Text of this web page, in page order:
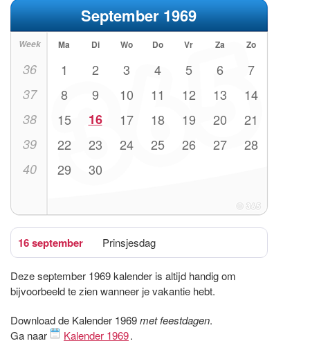
September 1969
Week Ma Di Wo Do Vr Za Zo
36 1 2 3 4 5 6 7
37 8 9 10 11 12 13 14
38 15 16 17 18 19 20 21
39 22 23 24 25 26 27 28
40 29 30
16 september Prinsjesdag
Deze september 1969 kalender is altijd handig om
bijvoorbeeld te zien wanneer je vakantie hebt.
Download de Kalender 1969met feestdagen.
Ga naar
Kalender 1969.